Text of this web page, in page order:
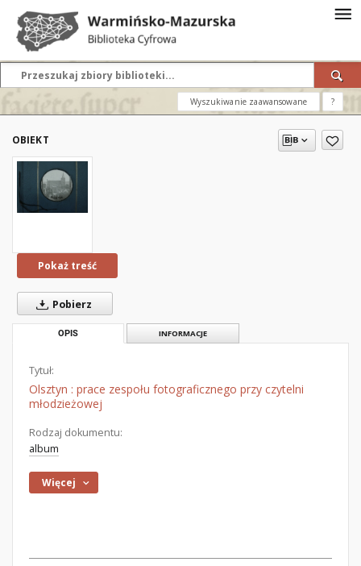
Wyszukiwanie zaawansowane ?
OBIEKT
Pokaż treść
Pobierz
OPIS INFORMACJE
Tytuł:
Olsztyn : prace zespołu fotograficznego przy czytelni
młodzieżowej
Rodzaj dokumentu:
album
Więcej